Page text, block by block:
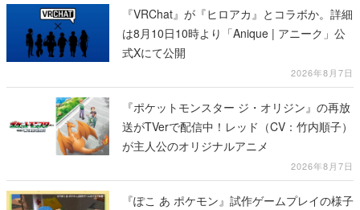
『VRChat』が『ヒロアカ』とコラボか。詳細
は8月10日10時より「Anique | アニーク」公
式Xにて公開
2026年8月7日
『ポケットモンスター ジ・オリジン』の再放
送がTVerで配信中！レッド（CV：竹内順子）
が主人公のオリジナルアニメ
2026年8月7日
『ぽこ あ ポケモン』試作ゲームプレイの様子